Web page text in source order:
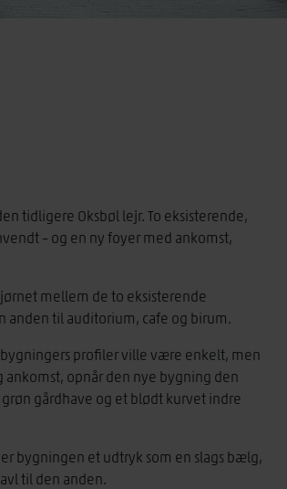
tidligere Oksbøl lejr. To eksisterende,
– og en ny foyer med ankomst,
mellem de to eksisterende
anden til auditorium, cafe og birum.
profiler ville være enkelt, men
ankomst, opnår den nye bygning den
gårdhave og et blødt kurvet indre
bygningen et udtryk som en slags bælg,
til den anden.